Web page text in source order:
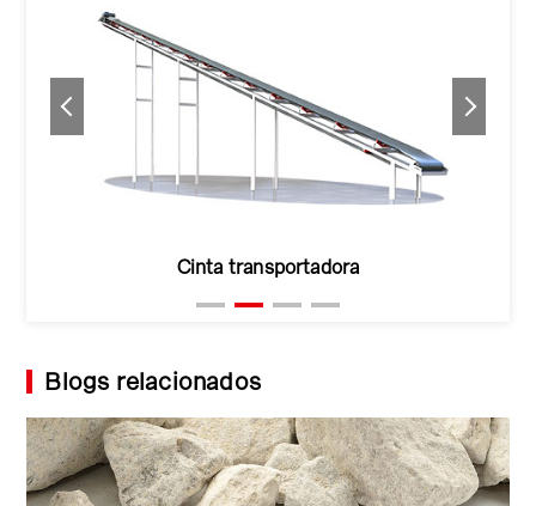
Cinta transportadora
Blogs relacionados